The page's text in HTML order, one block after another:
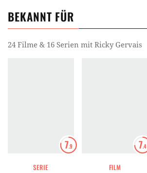
BEKANNT FÜR
24 Filme & 16 Serien mit Ricky Gervais
7.9
SERIE
7.4
FILM